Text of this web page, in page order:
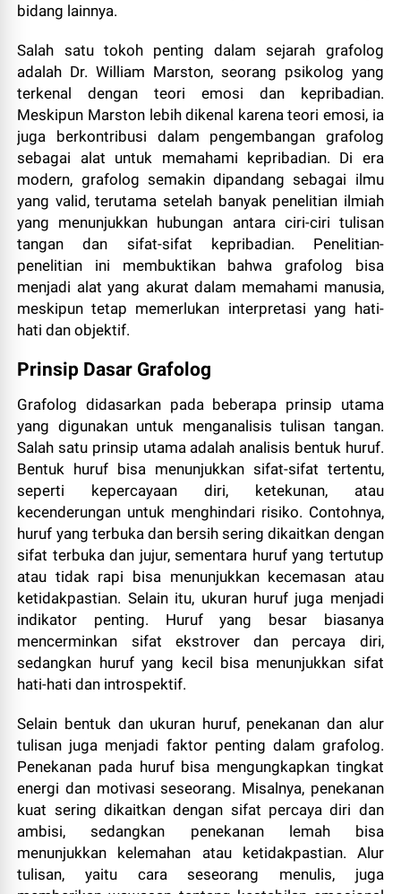
bidang lainnya.
Salah satu tokoh penting dalam sejarah grafolog
adalah Dr. William Marston, seorang psikolog yang
terkenal dengan teori emosi dan kepribadian.
Meskipun Marston lebih dikenal karena teori emosi, ia
juga berkontribusi dalam pengembangan grafolog
sebagai alat untuk memahami kepribadian. Di era
modern, grafolog semakin dipandang sebagai ilmu
yang valid, terutama setelah banyak penelitian ilmiah
yang menunjukkan hubungan antara ciri-ciri tulisan
tangan dan sifat-sifat kepribadian. Penelitian-
penelitian ini membuktikan bahwa grafolog bisa
menjadi alat yang akurat dalam memahami manusia,
meskipun tetap memerlukan interpretasi yang hati-
hati dan objektif.
Prinsip Dasar Grafolog
Grafolog didasarkan pada beberapa prinsip utama
yang digunakan untuk menganalisis tulisan tangan.
Salah satu prinsip utama adalah analisis bentuk huruf.
Bentuk huruf bisa menunjukkan sifat-sifat tertentu,
seperti kepercayaan diri, ketekunan, atau
kecenderungan untuk menghindari risiko. Contohnya,
huruf yang terbuka dan bersih sering dikaitkan dengan
sifat terbuka dan jujur, sementara huruf yang tertutup
atau tidak rapi bisa menunjukkan kecemasan atau
ketidakpastian. Selain itu, ukuran huruf juga menjadi
indikator penting. Huruf yang besar biasanya
mencerminkan sifat ekstrover dan percaya diri,
sedangkan huruf yang kecil bisa menunjukkan sifat
hati-hati dan introspektif.
Selain bentuk dan ukuran huruf, penekanan dan alur
tulisan juga menjadi faktor penting dalam grafolog.
Penekanan pada huruf bisa mengungkapkan tingkat
energi dan motivasi seseorang. Misalnya, penekanan
kuat sering dikaitkan dengan sifat percaya diri dan
ambisi, sedangkan penekanan lemah bisa
menunjukkan kelemahan atau ketidakpastian. Alur
tulisan, yaitu cara seseorang menulis, juga